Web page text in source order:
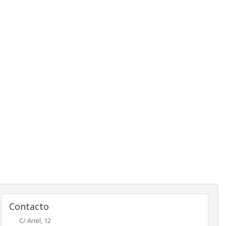
Contacto
C/ Ariel, 12